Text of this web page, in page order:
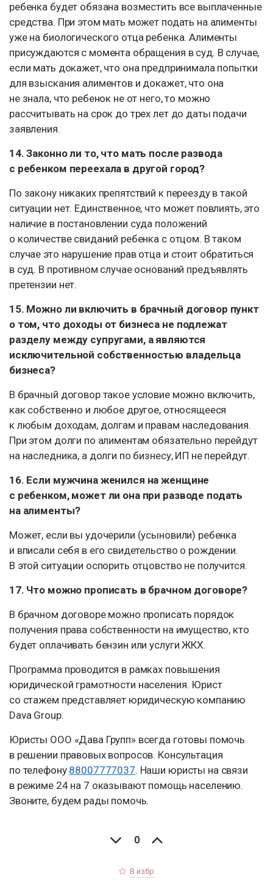
ребенка будет обязана возместить все выплаченные
средства. При этом мать может подать на алименты
уже на биологического отца ребенка. Алименты
присуждаются с момента обращения в суд. В случае,
если мать докажет, что она предпринимала попытки
для взыскания алиментов и докажет, что она
не знала, что ребенок не от него, то можно
рассчитывать на срок до трех лет до даты подачи
заявления.
14. Законно ли то, что мать после развода
с ребенком переехала в другой город?
По закону никаких препятствий к переезду в такой
ситуации нет. Единственное, что может повлиять, это
наличие в постановлении суда положений
о количестве свиданий ребенка с отцом. В таком
случае это нарушение прав отца и стоит обратиться
в суд. В противном случае оснований предъявлять
претензии нет.
15. Можно ли включить в брачный договор пункт
о том, что доходы от бизнеса не подлежат
разделу между супругами, а являются
исключительной собственностью владельца
бизнеса?
В брачный договор такое условие можно включить,
как собственно и любое другое, относящееся
к любым доходам, долгам и правам наследования.
При этом долги по алиментам обязательно перейдут
на наследника, а долги по бизнесу, ИП не перейдут.
16. Если мужчина женился на женщине
с ребенком, может ли она при разводе подать
на алименты?
Может, если вы удочерили (усыновили) ребенка
и вписали себя в его свидетельство о рождении.
В этой ситуации оспорить отцовство не получится.
17. Что можно прописать в брачном договоре?
В брачном договоре можно прописать порядок
получения права собственности на имущество, кто
будет оплачивать бензин или услуги ЖКХ.
Программа проводится в рамках повышения
юридической грамотности населения. Юрист
со стажем представляет юридическую компанию
Dava Group.
Юристы ООО «Дава Групп» всегда готовы помочь
в решении правовых вопросов. Консультация
по телефону 88007777037. Наши юристы на связи
в режиме 24 на 7 оказывают помощь населению.
Звоните, будем рады помочь.
0
В избр.